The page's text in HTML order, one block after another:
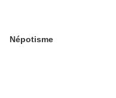
Népotisme